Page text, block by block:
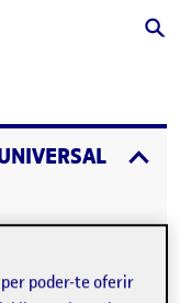
–
poder-te oferir